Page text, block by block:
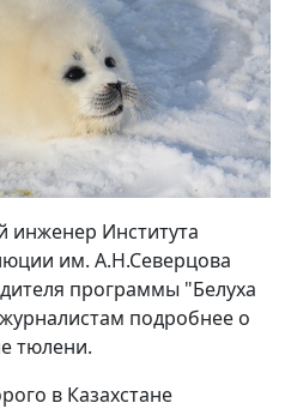
инженер Института
им. А.Н.Северцова
программы "Белуха
подробнее о
тюлени.
в Казахстане